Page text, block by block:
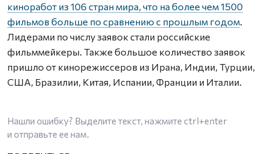
киноработ из 106 стран мира, что на более чем 1500
фильмов больше по сравнению с прошлым годом.
Лидерами по числу заявок стали российские
фильммейкеры. Также большое количество заявок
пришло от кинорежиссеров из Ирана, Индии, Турции,
США, Бразилии, Китая, Испании, Франции и Италии.
Нашли ошибку? Выделите текст, нажмите ctrl+enter
и отправьте ее нам.